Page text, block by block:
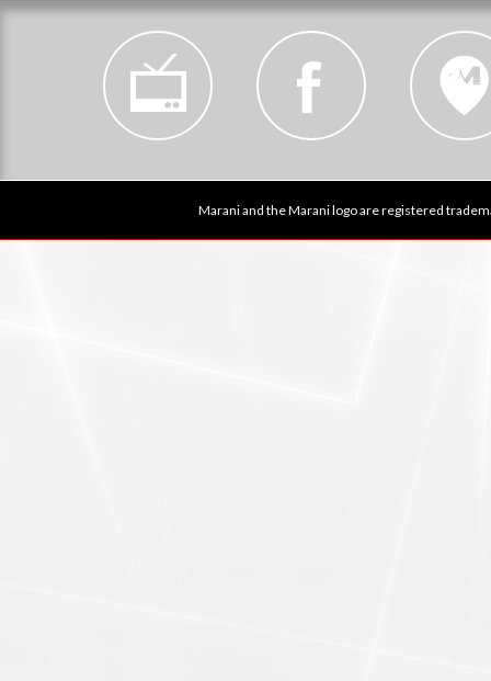
Marani and the Marani logo are registered